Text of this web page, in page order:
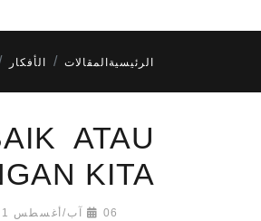
الرئيسية المقالات الأفكار
ATAU
KITA
06 آب/أغسطس 2021